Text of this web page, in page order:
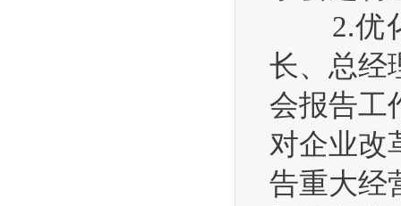
2.优化
长、总经
会报告工
对企业改
告重大经